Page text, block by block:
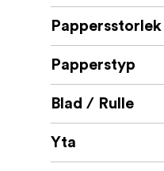
Pappersstorlek
Papperstyp
Blad / Rulle
Yta